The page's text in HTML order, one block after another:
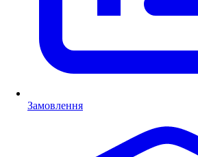
Замовлення